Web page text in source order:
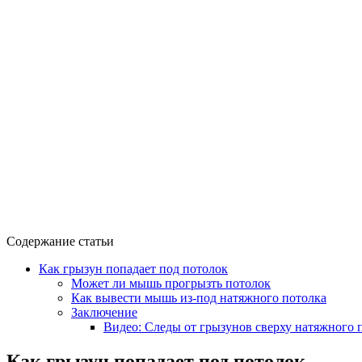
Содержание статьи
Как грызун попадает под потолок
Может ли мышь прогрызть потолок
Как вывести мышь из-под натяжного потолка
Заключение
Видео: Следы от грызунов сверху натяжного